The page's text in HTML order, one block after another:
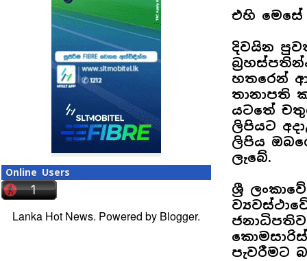
Online Users
Lanka Hot News. Powered by Blogger.
එහි මෙසේ
දිවයින
හතරෙන්
තානාපති
යටතේ
ලිපියට
ලිපිය
ලැබේ.
ශ්‍රී
පැවරීමට